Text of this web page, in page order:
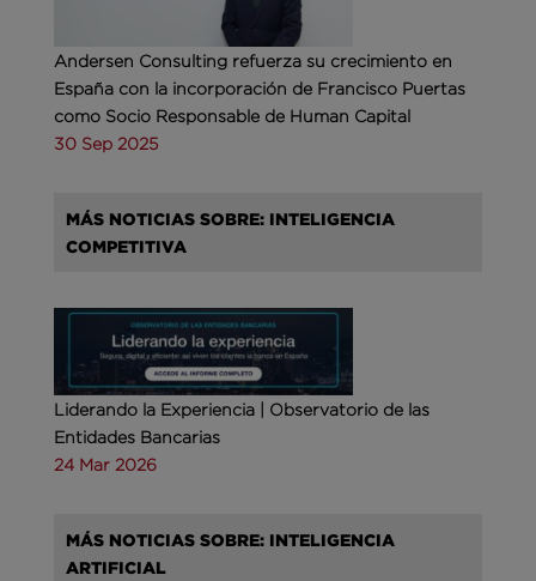
Andersen Consulting refuerza su crecimiento en
España con la incorporación de Francisco Puertas
como Socio Responsable de Human Capital
30 Sep 2025
MÁS NOTICIAS SOBRE: INTELIGENCIA
COMPETITIVA
Liderando la Experiencia | Observatorio de las
Entidades Bancarias
24 Mar 2026
MÁS NOTICIAS SOBRE: INTELIGENCIA
ARTIFICIAL